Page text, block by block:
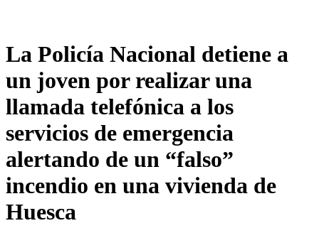
La Policía Nacional detiene a
un joven por realizar una
llamada telefónica a los
servicios de emergencia
alertando de un “falso”
incendio en una vivienda de
Huesca